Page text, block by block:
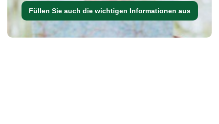
Füllen Sie auch die wichtigen Informationen aus